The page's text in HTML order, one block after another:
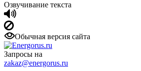
Озвучивание текста
Обычная версия сайта
Запросы на
zakaz@energorus.ru